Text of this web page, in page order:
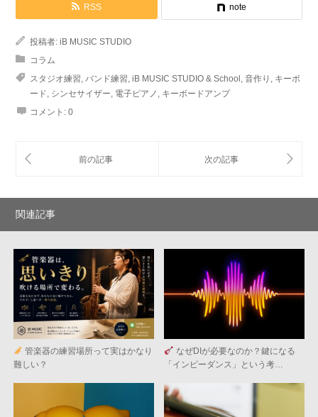
RSS note
投稿者: iB MUSIC STUDIO
コラム
スタジオ練習, バンド練習, iB MUSIC STUDIO & School , 音作り , キーボ
ード, シンセサイザー, 電子ピアノ , キーボードアンプ
コメント: 0
関連記事
管楽器の練習場所って実はかなり
難しい？
なぜDIが必要なのか？鍵になる
「インピーダンス」という考…